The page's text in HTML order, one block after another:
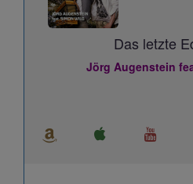
Das letzte
Jörg Augenstein